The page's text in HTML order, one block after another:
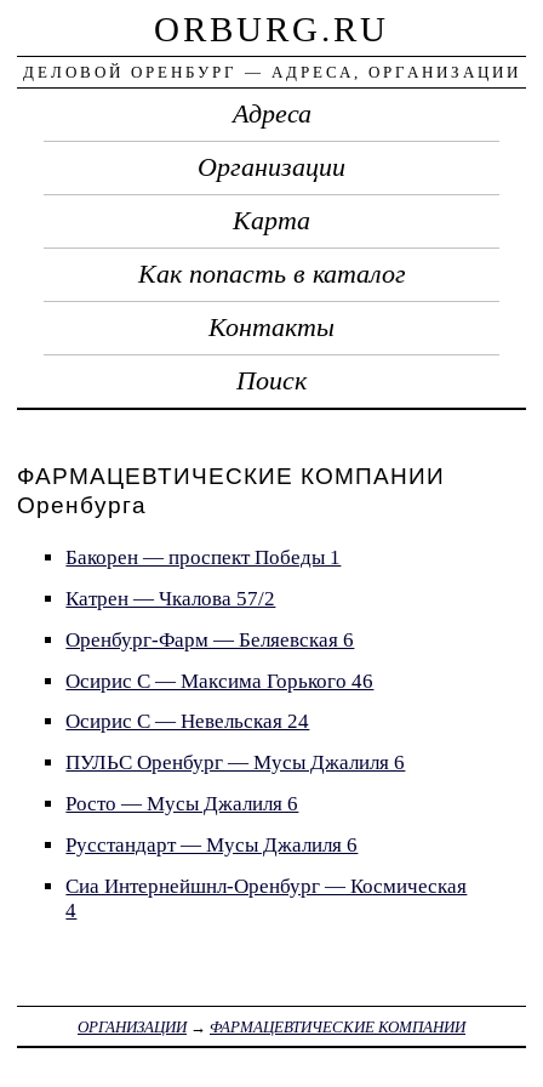
ORBURG.RU
ДЕЛОВОЙ ОРЕНБУРГ — АДРЕСА, ОРГАНИЗАЦИИ
Адреса
Организации
Карта
Как попасть в каталог
Контакты
Поиск
ФАРМАЦЕВТИЧЕСКИЕ КОМПАНИИ
Оренбурга
Бакорен — проспект Победы 1
Катрен — Чкалова 57/2
Оренбург-Фарм — Беляевская 6
Осирис С — Максима Горького 46
Осирис С — Невельская 24
ПУЛЬС Оренбург — Мусы Джалиля 6
Росто — Мусы Джалиля 6
Русстандарт — Мусы Джалиля 6
Сиа Интернейшнл-Оренбург — Космическая
4
ОРГАНИЗАЦИИ→ ФАРМАЦЕВТИЧЕСКИЕ КОМПАНИИ